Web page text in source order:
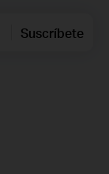
Suscríbete